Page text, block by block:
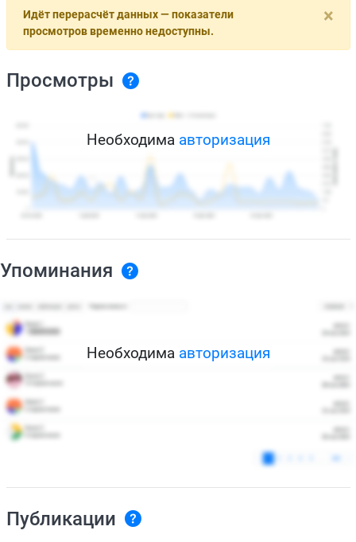
×
Идёт перерасчёт данных — показатели
просмотров временно недоступны.
Просмотры
Необходима авторизация
Упоминания
Необходима авторизация
Публикации